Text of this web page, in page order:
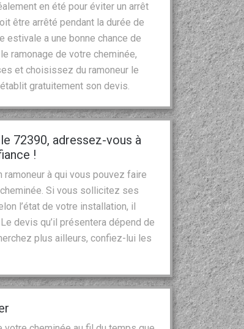
en été pour éviter un arrêt
être arrêté pendant la durée de
estivale a une bonne chance de
ramonage de votre cheminée,
et choisissez du ramoneur le
gratuitement son devis.
72390, adressez-vous à
!
ramoneur à qui vous pouvez faire
Si vous sollicitez ses
l’état de votre installation, il
devis qu’il présentera dépend de
plus ailleurs, confiez-lui les